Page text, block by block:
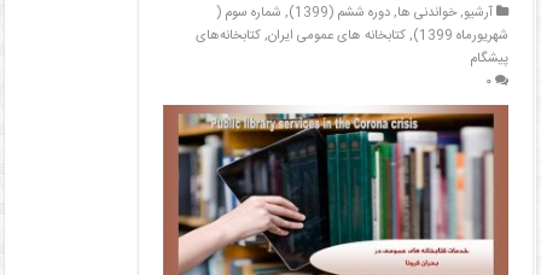
آرشیو,خواندنی ها,دوره ششم (1399) , شماره سوم (
شهریورماه 1399)
,کتابخانه های عمومی ایران,کتابخانه‌های
پیشگام
۰